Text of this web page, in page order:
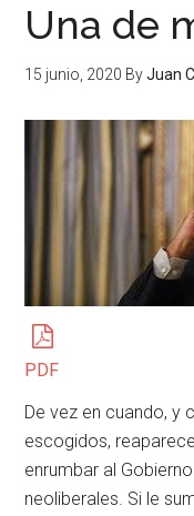
Una de
15 junio, 2020 ByJuan
PDF
De vez en cuando, y
escogidos,
enrumbar al
neoliberales. Si le